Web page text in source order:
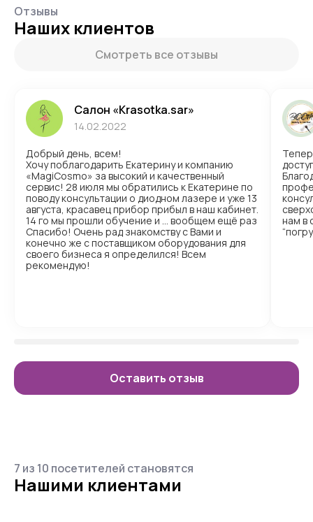
Отзывы
Наших клиентов
Смотреть все отзывы
Салон «Krasotka.sar»
14.02.2022
Добрый день, всем!
Хочу поблагодарить Екатерину и компанию
«MagiCosmo» за высокий и качественный
сервис! 28 июля мы обратились к Екатерине по
поводу консультации о диодном лазере и уже 13
августа, красавец прибор прибыл в наш кабинет.
14 го мы прошли обучение и … вообщем ещё раз
Спасибо! Очень рад знакомству с Вами и
конечно же с поставщиком оборудования для
своего бизнеса я определился! Всем
рекомендую!
нам в
Оставить отзыв
7 из 10 посетителей становятся
Нашими клиентами